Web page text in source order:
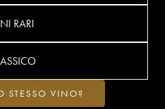
RARI
STESSO VINO?